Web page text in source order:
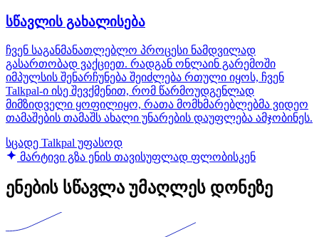
სწავლის გახალისება
ჩვენ საგანმანათლებლო პროცესი ნამდვილად
გასართობად ვაქციეთ. რადგან ონლაინ გარემოში
იმპულსის შენარჩუნება შეიძლება რთული იყოს, ჩვენ
Talkpal-ი ისე შევქმენით, რომ წარმოუდგენლად
მიმზიდველი ყოფილიყო, რათა მომხმარებლებმა ვიდეო
თამაშების თამაშს ახალი უნარების დაუფლება ამჯობინეს.
სცადე Talkpal უფასოდ
მარტივი გზა ენის თავისუფლად ფლობისკენ
ენების სწავლა უმაღლეს დონეზე